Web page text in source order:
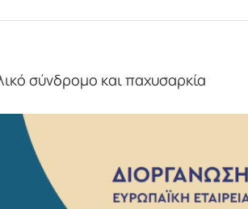
σύνδρομο και παχυσαρκία